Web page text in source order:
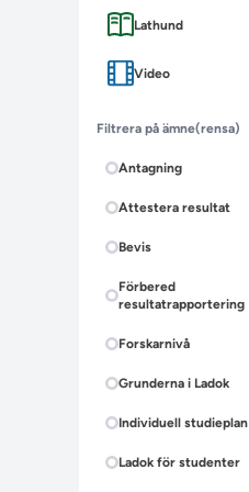
Lathund
Video
Filtrera på ämne(rensa)
Antagning
Attestera resultat
Bevis
Förbered
resultatrapportering
Forskarnivå
Grunderna i Ladok
Individuell studieplan
Ladok för studenter